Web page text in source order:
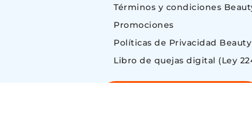
Términos y condiciones
Promociones
Políticas de Privacidad Beauty
Libro de quejas digital (Ley